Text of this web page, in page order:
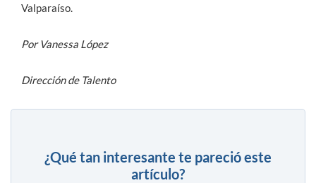
Valparaíso.
Por Vanessa López
Dirección de Talento
¿Qué tan interesante te pareció este
artículo?